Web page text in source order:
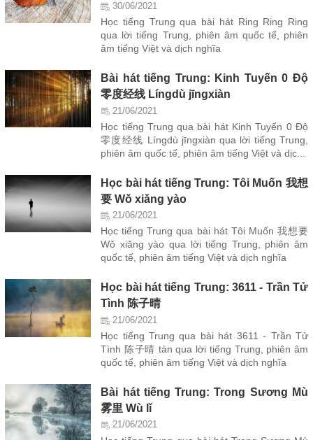
30/06/2021
Học tiếng Trung qua bài hát Ring Ring Ring
qua lời tiếng Trung, phiên âm quốc tế, phiên
âm tiếng Việt và dịch nghĩa
Bài hát tiếng Trung: Kinh Tuyến 0 Độ
零度经线 Língdù jīngxiàn
21/06/2021
Học tiếng Trung qua bài hát Kinh Tuyến 0 Độ
零度经线 Língdù jīngxiàn qua lời tiếng Trung,
phiên âm quốc tế, phiên âm tiếng Việt và dịc...
Học bài hát tiếng Trung: Tôi Muốn 我想
要 Wǒ xiǎng yào
21/06/2021
Học tiếng Trung qua bài hát Tôi Muốn 我想要
Wǒ xiǎng yào qua lời tiếng Trung, phiên âm
quốc tế, phiên âm tiếng Việt và dịch nghĩa
Học bài hát tiếng Trung: 3611 - Trần Tử
Tình 陈子晴
21/06/2021
Học tiếng Trung qua bài hát 3611 - Trần Tử
Tình 陈子晴 tàn qua lời tiếng Trung, phiên âm
quốc tế, phiên âm tiếng Việt và dịch nghĩa
Bài hát tiếng Trung: Trong Sương Mù
雾里 Wù lǐ
21/06/2021